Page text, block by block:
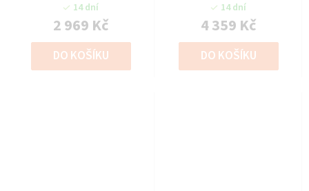
14 dní
2 969 Kč
DO KOŠÍKU
14 dní
4 359 Kč
DO KOŠÍKU